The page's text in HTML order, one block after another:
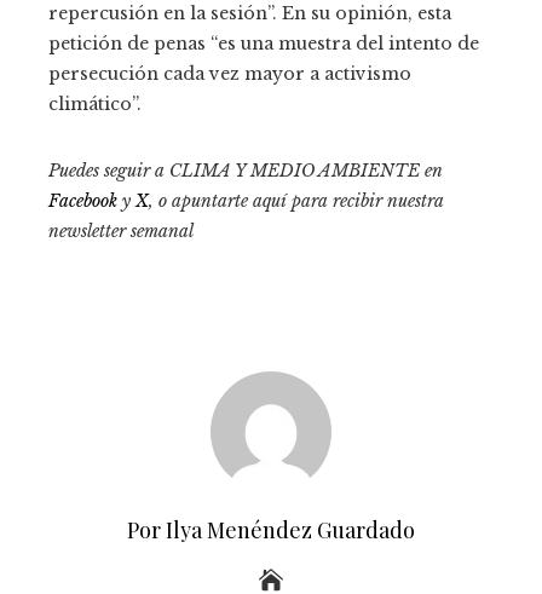
repercusión en la sesión”. En su opinión, esta
petición de penas “es una muestra del intento de
persecución cada vez mayor a activismo
climático”.
Puedes seguir a CLIMA Y MEDIO AMBIENTE en
Facebook yX, o apuntarte aquí para recibirnuestra
newsletter semanal
Por Ilya Menéndez Guardado